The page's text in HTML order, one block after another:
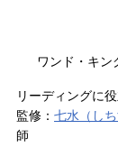
ワンド・キン
リーディングに
監修： 七水（し
師